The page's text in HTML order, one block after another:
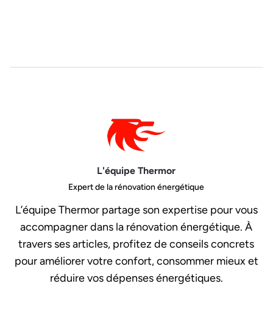
L'équipe Thermor
Expert de la rénovation énergétique
L’équipe Thermor partage son expertise pour vous
accompagner dans la rénovation énergétique. À
travers ses articles, profitez de conseils concrets
pour améliorer votre confort, consommer mieux et
réduire vos dépenses énergétiques.